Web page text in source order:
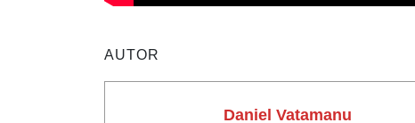
AUTOR
Daniel Vatamanu